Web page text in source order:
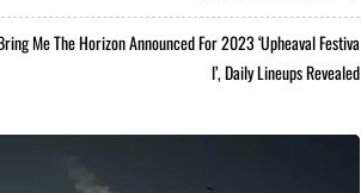
Me The Horizon Announced For 2023 ‘Upheaval Festiva
l’, Daily Lineups Revealed